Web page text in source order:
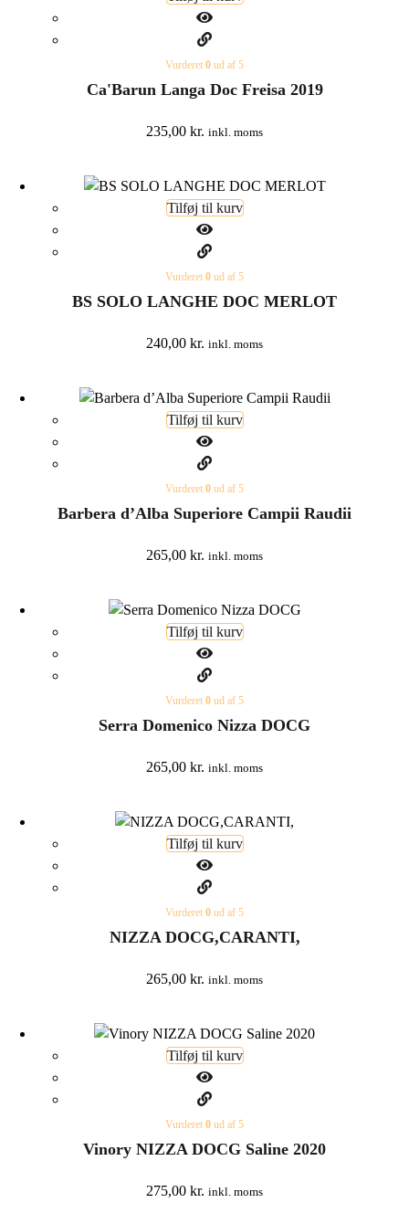
Vurderet 0 ud af 5
Ca'Barun Langa Doc Freisa 2019
235,00 kr. inkl. moms
Tilføj til kurv
Vurderet 0 ud af 5
BS SOLO LANGHE DOC MERLOT
240,00 kr. inkl. moms
Tilføj til kurv
Vurderet 0 ud af 5
Barbera d’Alba Superiore Campii Raudii
265,00 kr. inkl. moms
Tilføj til kurv
Vurderet 0 ud af 5
Serra Domenico Nizza DOCG
265,00 kr. inkl. moms
Tilføj til kurv
Vurderet 0 ud af 5
NIZZA DOCG,CARANTI,
265,00 kr. inkl. moms
Tilføj til kurv
Vurderet 0 ud af 5
Vinory NIZZA DOCG Saline 2020
275,00 kr. inkl. moms